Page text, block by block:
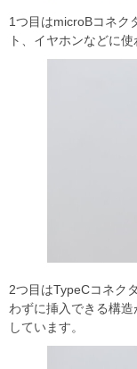
1つ目はmicroBコネク
ト、イヤホンなどに
2つ目はTypeCコネク
わずに挿入できる構
しています。